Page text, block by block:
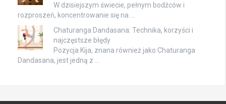
W dzisiejszym świecie, pełnym bodźców i
rozproszeń, koncentrowanie się na …
Chaturanga Dandasana: Technika, korzyści i
najczęstsze błędy
Pozycja Kija, znana również jako Chaturanga
Dandasana, jest jedną z …